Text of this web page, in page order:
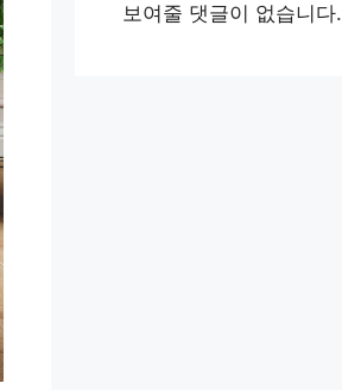
보여줄 댓글이 없습니다.